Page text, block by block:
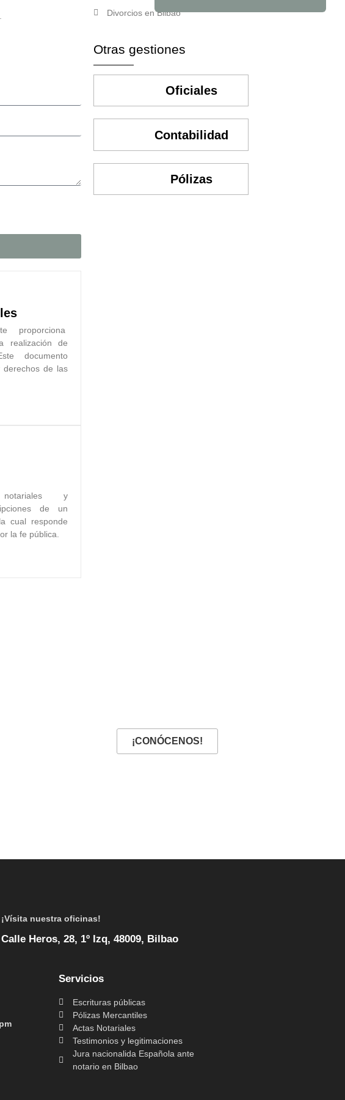
proporciona
realización de
documento
derechos de las
y
de un
cual responde
la fe pública.
Divorcios en Bilbao
Otras gestiones
Oficiales
Contabilidad
Pólizas
¡CONÓCENOS!
¡Vísita nuestra oficinas!
Calle Heros, 28, 1º Izq, 48009, Bilbao
Servicios
Escrituras públicas
Pólizas Mercantiles
Actas Notariales
Testimonios y legitimaciones
Jura nacionalida Española ante
notario en Bilbao